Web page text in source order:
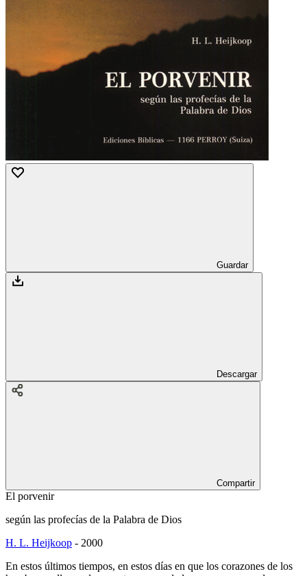
Guardar
Descargar
Compartir
El porvenir
según las profecías de la Palabra de Dios
H. L. Heijkoop - 2000
En estos últimos tiempos, en estos días en que los corazones de los